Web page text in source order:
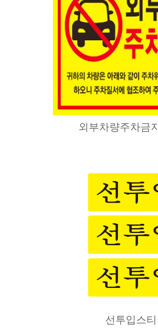
외부차량주차금
선투입스티